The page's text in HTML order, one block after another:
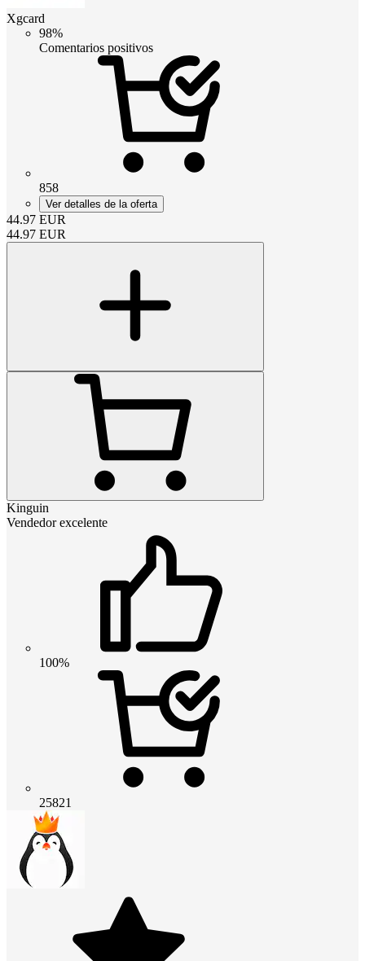
Xgcard
98%
Comentarios positivos
858
Ver detalles de la oferta
44.97 EUR
44.97 EUR
Kinguin
Vendedor excelente
100%
25821